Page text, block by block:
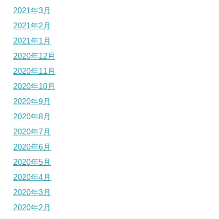
2021年3月
2021年2月
2021年1月
2020年12月
2020年11月
2020年10月
2020年9月
2020年8月
2020年7月
2020年6月
2020年5月
2020年4月
2020年3月
2020年2月